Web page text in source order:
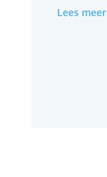
Lees meer